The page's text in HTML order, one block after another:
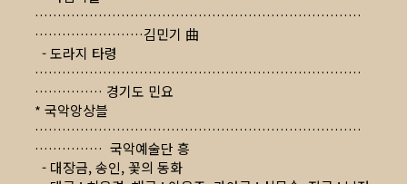
………………………………………………………………
……………………김민기 曲
- 도라지 타령
………………………………………………………………
…………… 경기도 민요
* 국악앙상블
………………………………………………………………
…………… 국악예술단 흥
- 대장금, 송인, 꽃의 동화